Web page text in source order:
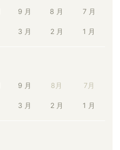
9 月 8 月 7 月
3 月 2 月 1 月
9 月 8月 7月
3 月 2 月 1 月